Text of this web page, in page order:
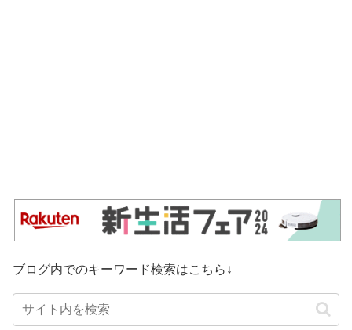
ブログ内でのキーワード検索はこちら↓